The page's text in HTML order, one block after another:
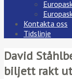
Kontakta oss
Tidslinje
David
biljett rakt